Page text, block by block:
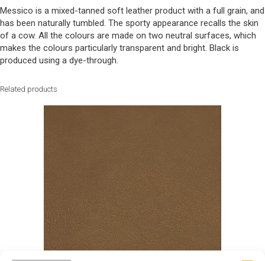
Messico is a mixed-tanned soft leather product with a full grain, and
has been naturally tumbled. The sporty appearance recalls the skin
of a cow. All the colours are made on two neutral surfaces, which
makes the colours particularly transparent and bright. Black is
produced using a dye-through.
Related products